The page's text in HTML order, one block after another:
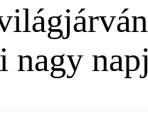
nagy